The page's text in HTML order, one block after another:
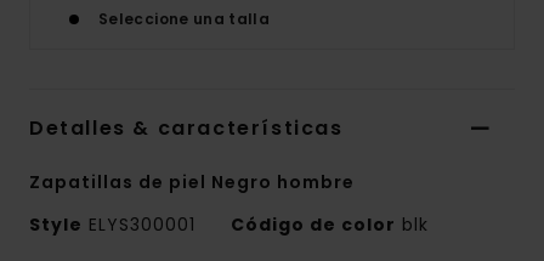
Seleccione una talla
Detalles & características
Zapatillas de piel Negro hombre
Style ELYS300001 Código de color blk